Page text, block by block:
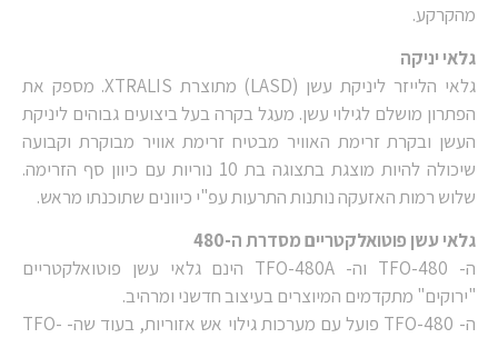
מהקרקע.
גלאי יניקה
גלאי הלייזר ליניקת עשן (LASD) מתוצרת XTRALIS. מספק את
הפתרון מושלם לגילוי עשן. מעגל בקרה בעל ביצועים גבוהים ליניקת
העשן ובקרת זרימת האוויר מבטיח זרימת אוויר מבוקרת וקבועה
שיכולה להיות מוצגת בתצוגה בת 10 נוריות עם כיוון סף הזרימה.
שלוש רמות האזעקה נותנות התרעות עפ"י כיוונים שתוכנתו מראש.
גלאי עשן פוטואלקטריים מסדרת ה-480
ה- TFO-480 וה- TFO-480A הינם גלאי עשן פוטואלקטריים
"ירוקים" מתקדמים המיוצרים בעיצוב חדשני ומרהיב.
ה- TFO-480 פועל עם מערכות גילוי אש אזוריות, בעוד שה- TFO-